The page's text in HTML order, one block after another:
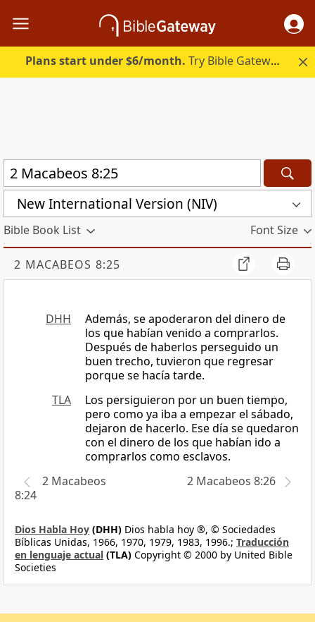
Plans start under $6/month. Try Bible Gateway Plus.
New International Version (NIV)
Bible Book List Font Size
2 MACABEOS 8:25
DHH
Además, se apoderaron del dinero de
los que habían venido a comprarlos.
Después de haberlos perseguido un
buen trecho, tuvieron que regresar
porque se hacía tarde.
TLA
Los persiguieron por un buen tiempo,
pero como ya iba a empezar el sábado,
dejaron de hacerlo. Ese día se quedaron
con el dinero de los que habían ido a
comprarlos como esclavos.
2 Macabeos
8:24
2 Macabeos 8:26
Dios Habla Hoy (DHH) Dios habla hoy ®, © Sociedades
Bíblicas Unidas, 1966, 1970, 1979, 1983, 1996.; Traducción
en lenguaje actual (TLA) Copyright © 2000 by United Bible
Societies